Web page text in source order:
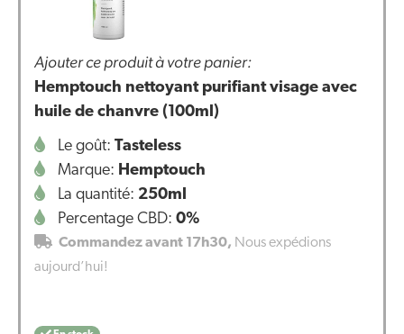
Ajouter ce produit à votre panier:
Hemptouch nettoyant purifiant visage avec
huile de chanvre (100ml)
Le goût: Tasteless
Marque: Hemptouch
La quantité: 250ml
Percentage CBD: 0%
Commandez avant 17h30, Nous expédions
aujourd’hui!